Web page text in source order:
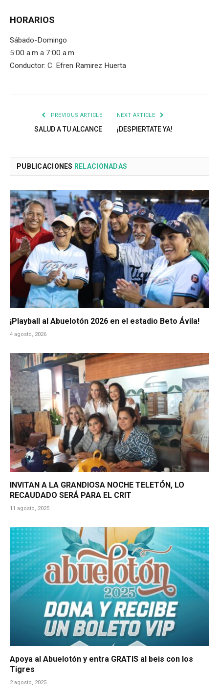
HORARIOS
Sábado-Domingo
5:00 a.m a 7:00 a.m.
Conductor: C. Efren Ramirez Huerta
PREVIOUS ARTICLE
SALUD A TU ALCANCE
NEXT ARTICLE
¡DESPIERTATE YA!
PUBLICACIONES RELACIONADAS
¡Playball al Abuelotón 2026 en el estadio Beto Ávila!
4 agosto, 2026
INVITAN A LA GRANDIOSA NOCHE TELETÓN, LO
RECAUDADO SERÁ PARA EL CRIT
11 agosto, 2025
Apoya al Abuelotón y entra GRATIS al beis con los
Tigres
2 agosto, 2025